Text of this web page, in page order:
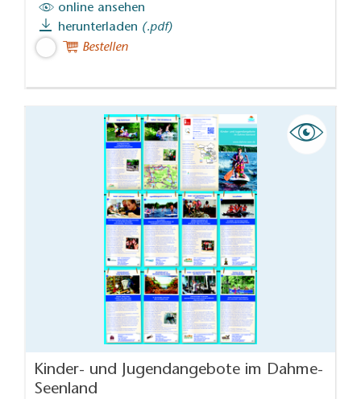
online ansehen
herunterladen (.pdf)
Bestellen
Kinder- und Jugendangebote im Dahme-
Seenland